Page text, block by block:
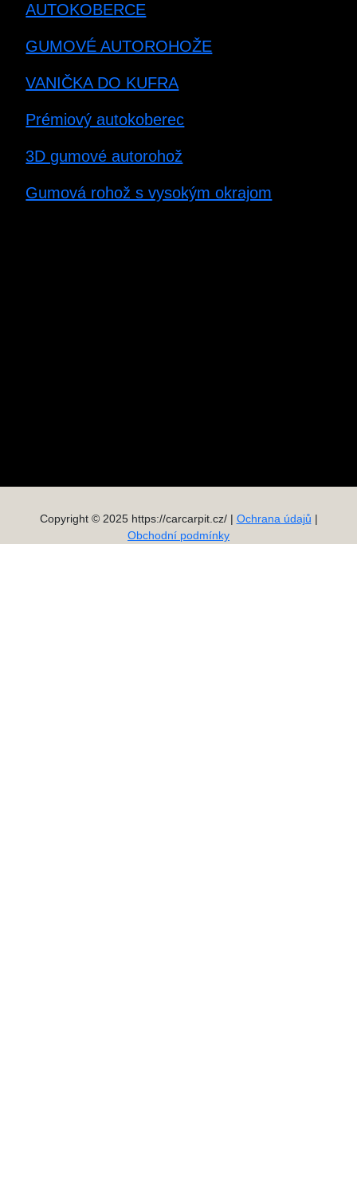
AUTOKOBERCE
GUMOVÉ AUTOROHOŽE
VANIČKA DO KUFRA
Prémiový autokoberec
3D gumové autorohož
Gumová rohož s vysokým okrajom
Copyright © 2025 https://carcarpit.cz/ | Ochrana údajů |
Obchodní podmínky